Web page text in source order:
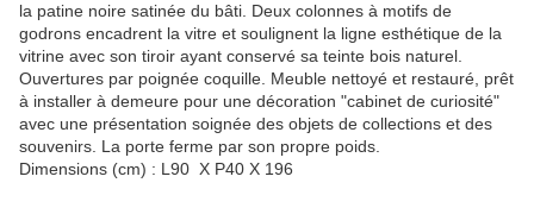
la patine noire satinée du bâti. Deux colonnes à motifs de
godrons encadrent la vitre et soulignent la ligne esthétique de la
vitrine avec son tiroir ayant conservé sa teinte bois naturel.
Ouvertures par poignée coquille. Meuble nettoyé et restauré, prêt
à installer à demeure pour une décoration "cabinet de curiosité"
avec une présentation soignée des objets de collections et des
souvenirs. La porte ferme par son propre poids.
Dimensions (cm) : L90 X P40 X 196